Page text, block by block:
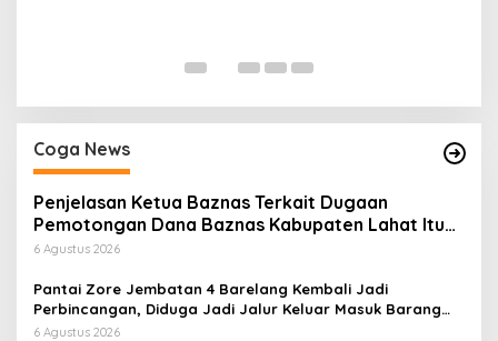
Coga News
Penjelasan Ketua Baznas Terkait Dugaan
Pemotongan Dana Baznas Kabupaten Lahat Itu
Tidak Benar
6 Agustus 2026
Pantai Zore Jembatan 4 Barelang Kembali Jadi
Perbincangan, Diduga Jadi Jalur Keluar Masuk Barang
Tanpa Dokumen Kepabeanan, Nama Berinisial WL
6 Agustus 2026